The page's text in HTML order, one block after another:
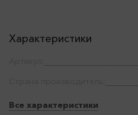
Характеристики
Все характеристики